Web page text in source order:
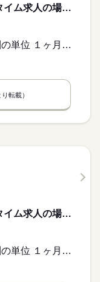
195,500円〜262,000円 ※フルタイム求人の場合は月額（換算額）、パート求人の場合は時間額を表示しています。
変形労働時間制 変形労働時間制の単位 １ヶ月単位 就業時間１ 8時45分〜18時30分 就業時間２ 9時00分〜13時30分 就業時間３ 13時00分〜17時30分 就業時間に関する特記事項 （４）８：４５～１３：１５／土曜日（休憩なし）
転載）
181,000円〜201,000円 ※フルタイム求人の場合は月額（換算額）、パート求人の場合は時間額を表示しています。
変形労働時間制 変形労働時間制の単位 １ヶ月単位 就業時間１ 9時00分〜18時00分 就業時間２ 9時00分〜13時00分 就業時間３ 14時00分〜18時00分 就業時間に関する特記事項 （２）（３）休憩なし